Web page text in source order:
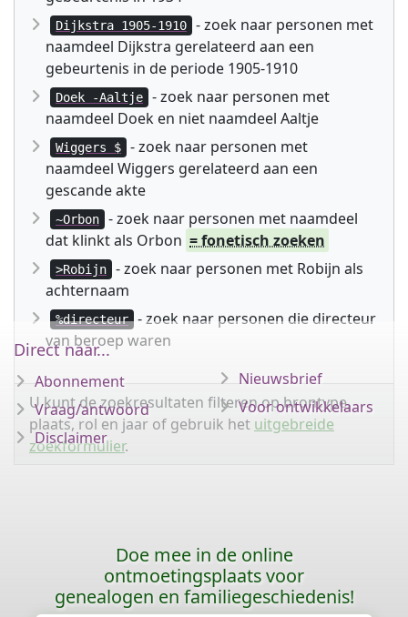
Dijkstra 1905-1910
- zoek naar personen met
naamdeel Dijkstra gerelateerd aan een
gebeurtenis in de periode 1905-1910
Doek -Aaltje
- zoek naar personen met
naamdeel Doek en niet naamdeel Aaltje
Wiggers $
- zoek naar personen met
naamdeel Wiggers gerelateerd aan een
gescande akte
~Orbon
- zoek naar personen met naamdeel
dat klinkt als Orbon = fonetisch zoeken
>Robijn
- zoek naar personen met Robijn als
achternaam
%directeur
- zoek naar personen die directeur
van beroep waren
U kunt de zoekresultaten filteren op brontype,
plaats, rol en jaar of gebruik het uitgebreide
zoekformulier.
Direct naar...
Abonnement
Vraag/antwoord
Disclaimer
Nieuwsbrief
Voor ontwikkelaars
Doe mee in de online
ontmoetingsplaats voor
genealogen en familiegeschiedenis!